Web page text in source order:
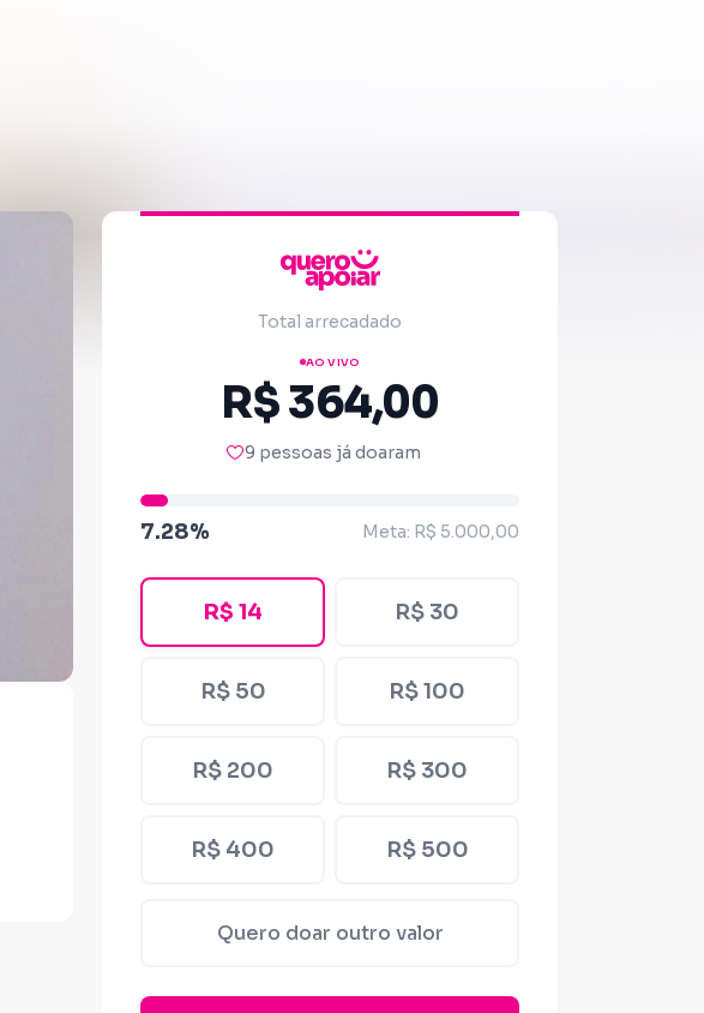
Total arrecadado
AO VIVO
R$ 364,00
9 pessoas já doaram
7.28% Meta: R$ 5.000,00
R$ 14 R$ 30
R$ 50 R$ 100
R$ 200 R$ 300
R$ 400 R$ 500
Quero doar outro valor